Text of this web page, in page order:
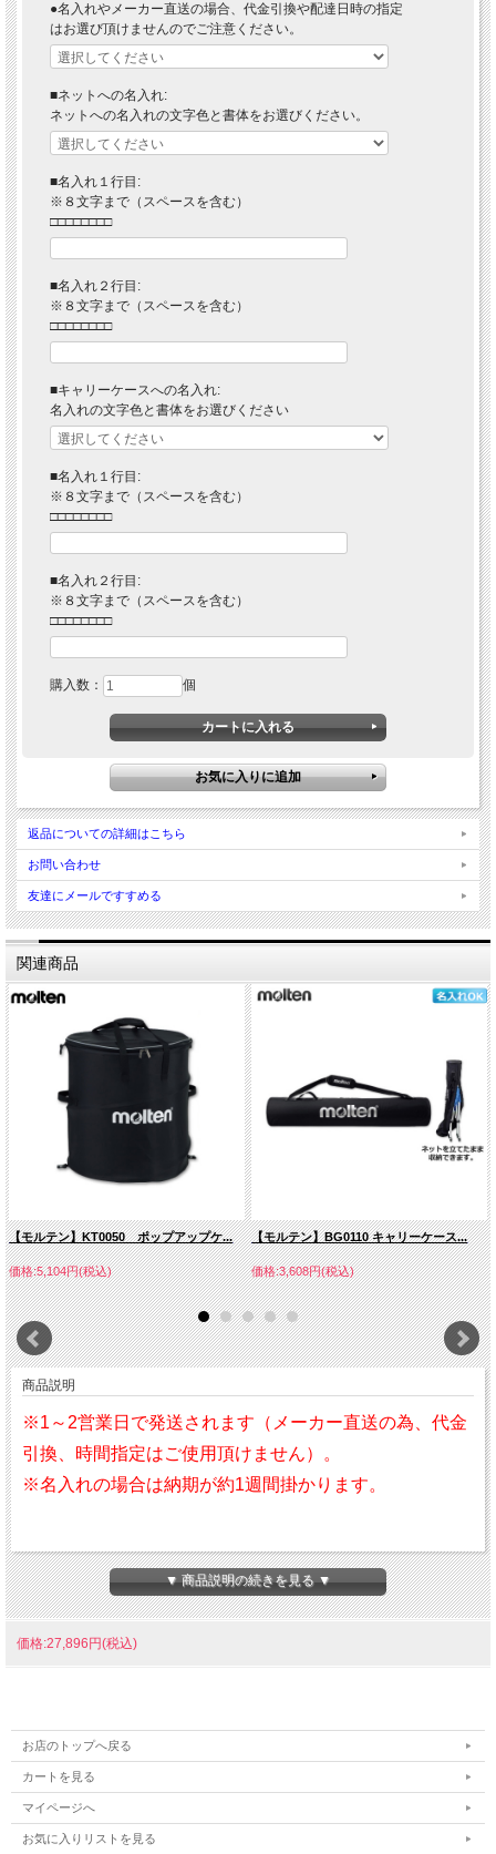
●名入れやメーカー直送の場合、代金引換や配達日時の指定
はお選び頂けませんのでご注意ください。
■ネットへの名入れ:
ネットへの名入れの文字色と書体をお選びください。
■名入れ１行目:
※８文字まで（スペースを含む）
□□□□□□□□
■名入れ２行目:
※８文字まで（スペースを含む）
□□□□□□□□
■キャリーケースへの名入れ:
名入れの文字色と書体をお選びください
■名入れ１行目:
※８文字まで（スペースを含む）
□□□□□□□□
■名入れ２行目:
※８文字まで（スペースを含む）
□□□□□□□□
購入数： 個
返品についての詳細はこちら
お問い合わせ
友達にメールですすめる
関連商品
【モルテン】KT0050 ポップアップケ...
価格:5,104円(税込)
【モルテン】BG0110 キャリーケース...
価格:3,608円(税込)
商品説明
※1～2営業日で発送されます（メーカー直送の為、代金
引換、時間指定はご使用頂けません）。
※名入れの場合は納期が約1週間掛かります。
※名入れが出来ます。
※名入れする場合の納期は約１週間です。
▼ 商品説明の続きを見る ▼
価格:27,896円(税込)
お店のトップへ戻る
カートを見る
マイページへ
お気に入りリストを見る